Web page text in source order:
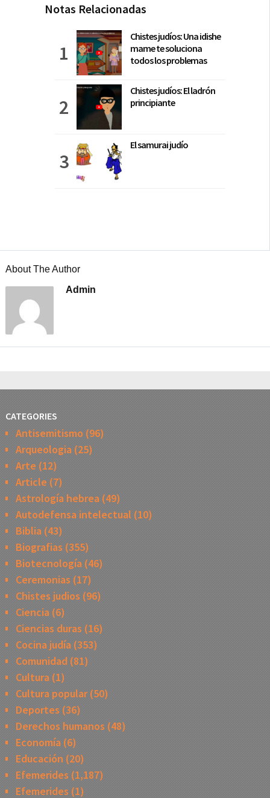
Notas Relacionadas
Chistes judíos: Una idishe
mame te soluciona
todos los problemas
Chistes judíos: El ladrón
principiante
El samurai judío
About The Author
Admin
CATEGORIES
Antisemitismo (96)
Arqueologia(25)
Arte (12)
Article (7)
Astrología hebrea(49)
Autodefensa intelectual (10)
Biblia(43)
Biografias (355)
Biotecnología(46)
Ceremonias (17)
Chistes judios (96)
Ciencia(6)
Ciencias duras (16)
Cocina judía(353)
Comunidad(81)
Cultura(1)
Cultura popular(50)
Deportes (36)
Derechos humanos (48)
Economía(6)
Educación (20)
Efemerides (1,187)
Efemerides (1)